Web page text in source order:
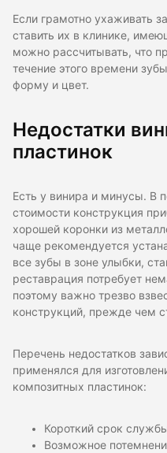
Если грамотно ухаживать
ставить их в клинике,
можно рассчитывать, что
течение этого времени
форму и цвет.
Недостатки
пластинок
Есть у винира и минусы. В
стоимости конструкция
хорошей коронки из
чаще рекомендуется
все зубы в зоне улыбки,
реставрация потребует
поэтому важно трезво
конструкций, прежде чем
Перечень недостатков
применялся для
композитных пластинок:
Короткий срок
Возможное